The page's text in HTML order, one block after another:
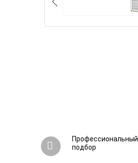
Профессиональный
подбор